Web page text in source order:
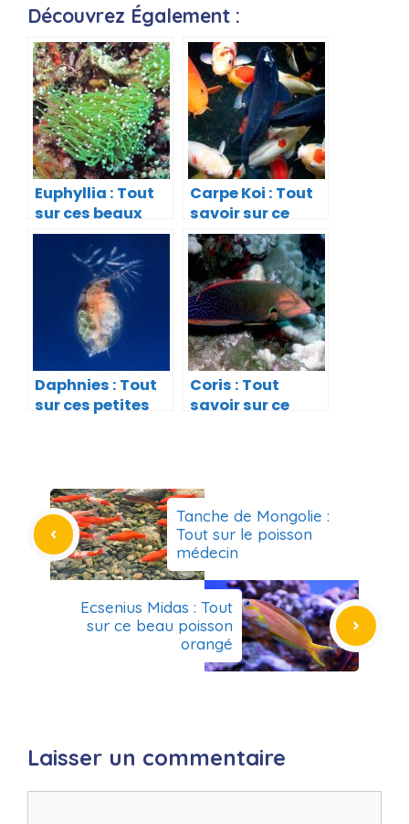
Découvrez Également :
Euphyllia : Tout
sur ces beaux
coraux durs
Carpe Koi : Tout
savoir sur ce
super poisson
Daphnies : Tout
sur ces petites
Coris : Tout
savoir sur ce
Tanche de Mongolie :
Tout sur le poisson
médecin
Ecsenius Midas : Tout
sur ce beau poisson
orangé
Laisser un commentaire